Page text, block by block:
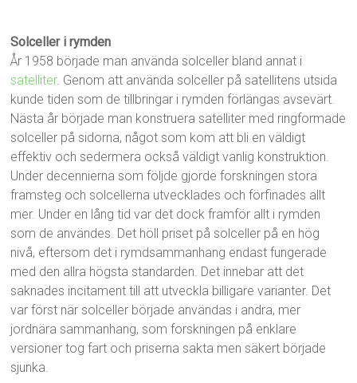
Solceller i rymden
År 1958 började man använda solceller bland annat i
satelliter. Genom att använda solceller på satellitens utsida
kunde tiden som de tillbringar i rymden förlängas avsevärt.
Nästa år började man konstruera satelliter med ringformade
solceller på sidorna, något som kom att bli en väldigt
effektiv och sedermera också väldigt vanlig konstruktion.
Under decennierna som följde gjorde forskningen stora
framsteg och solcellerna utvecklades och förfinades allt
mer. Under en lång tid var det dock framför allt i rymden
som de användes. Det höll priset på solceller på en hög
nivå, eftersom det i rymdsammanhang endast fungerade
med den allra högsta standarden. Det innebar att det
saknades incitament till att utveckla billigare varianter. Det
var först när solceller började användas i andra, mer
jordnära sammanhang, som forskningen på enklare
versioner tog fart och priserna sakta men säkert började
sjunka.